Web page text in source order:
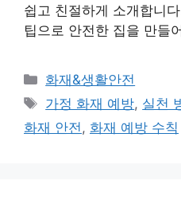
쉽고 친절하게 소개합니
팁으로 안전한 집을 만들
카
테
리
화재&생활안전
태
그
가정 화재 예방, 실천
화재 안전, 화재 예방 수칙